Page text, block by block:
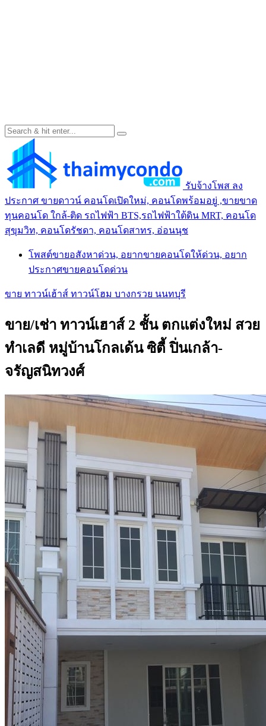
รับจ้างโพส ลง
ประกาศ ขายดาวน์ คอนโดเปิดใหม่, คอนโดพร้อมอยู่ ,ขายขาด
ทุนคอนโด ใกล้-ติด รถไฟฟ้า BTS,รถไฟฟ้าใต้ดิน MRT, คอนโด
สุขุมวิท, คอนโดรัชดา, คอนโดสาทร, อ่อนนุช
โพสต์ขายอสังหาด่วน, อยากขายคอนโดให้ด่วน, อยาก
ประกาศขายคอนโดด่วน
ขาย ทาวน์เฮ้าส์ ทาวน์โฮม บางกรวย นนทบุรี
ขาย/เช่า ทาวน์เฮาส์ 2 ชั้น ตกแต่งใหม่ สวย
ทำเลดี หมู่บ้านโกลเด้น ซิตี้ ปิ่นเกล้า-
จรัญสนิทวงศ์